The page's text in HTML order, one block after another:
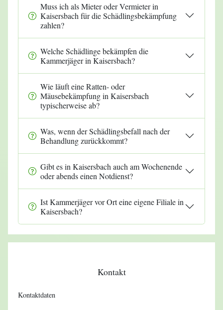
Muss ich als Mieter oder Vermieter in
Kaisersbach für die Schädlingsbekämpfung
zahlen?
Welche Schädlinge bekämpfen die
Kammerjäger in Kaisersbach?
Wie läuft eine Ratten- oder
Mäusebekämpfung in Kaisersbach
typischerweise ab?
Was, wenn der Schädlingsbefall nach der
Behandlung zurückkommt?
Gibt es in Kaisersbach auch am Wochenende
oder abends einen Notdienst?
Ist Kammerjäger vor Ort eine eigene Filiale in
Kaisersbach?
Kontakt
Kontaktdaten